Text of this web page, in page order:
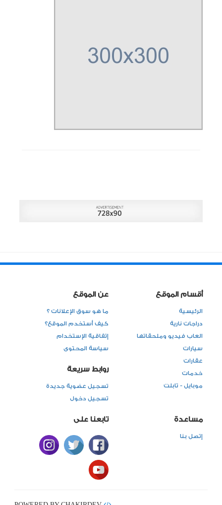
أقسام الموقع
الرئيسية
دراجات نارية
العاب فيديو وملحقاتها
سيارات
عقارات
خدمات
موبايل - تابلت
عن الموقع
ما هو سوق الإعلانات ؟
كيف أستخدم الموقع؟
إتفاقية الإستخدام
سياسة المحتوى
روابط سريعة
تسجيل عضوية جديدة
تسجيل دخول
مساعدة
إتصل بنا
تابعنا على